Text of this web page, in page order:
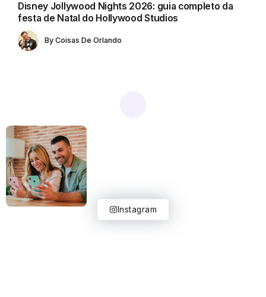
Disney Jollywood Nights 2026: guia completo da
festa de Natal do Hollywood Studios
By Coisas De Orlando
Instagram